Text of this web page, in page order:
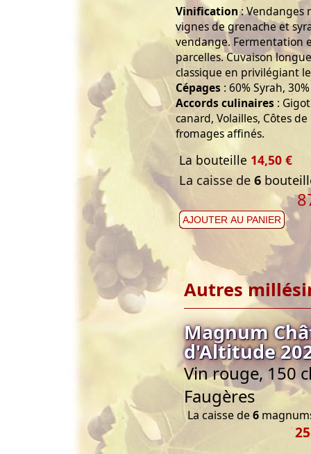
Vinification: Vendanges
vignes de grenache et
vendange. Fermentation
parcelles. Cuvaison
classique en privilégiant
Cépages : 60% Syrah,
Accords culinaires :
canard, Volailles, Côtes
fromages affinés.
La bouteille 14,50 €
La caisse de 6
AJOUTER AU PANIER
Autres
Magnum
d'Altitude
Vin rouge, 150
Faugères
La caisse de6